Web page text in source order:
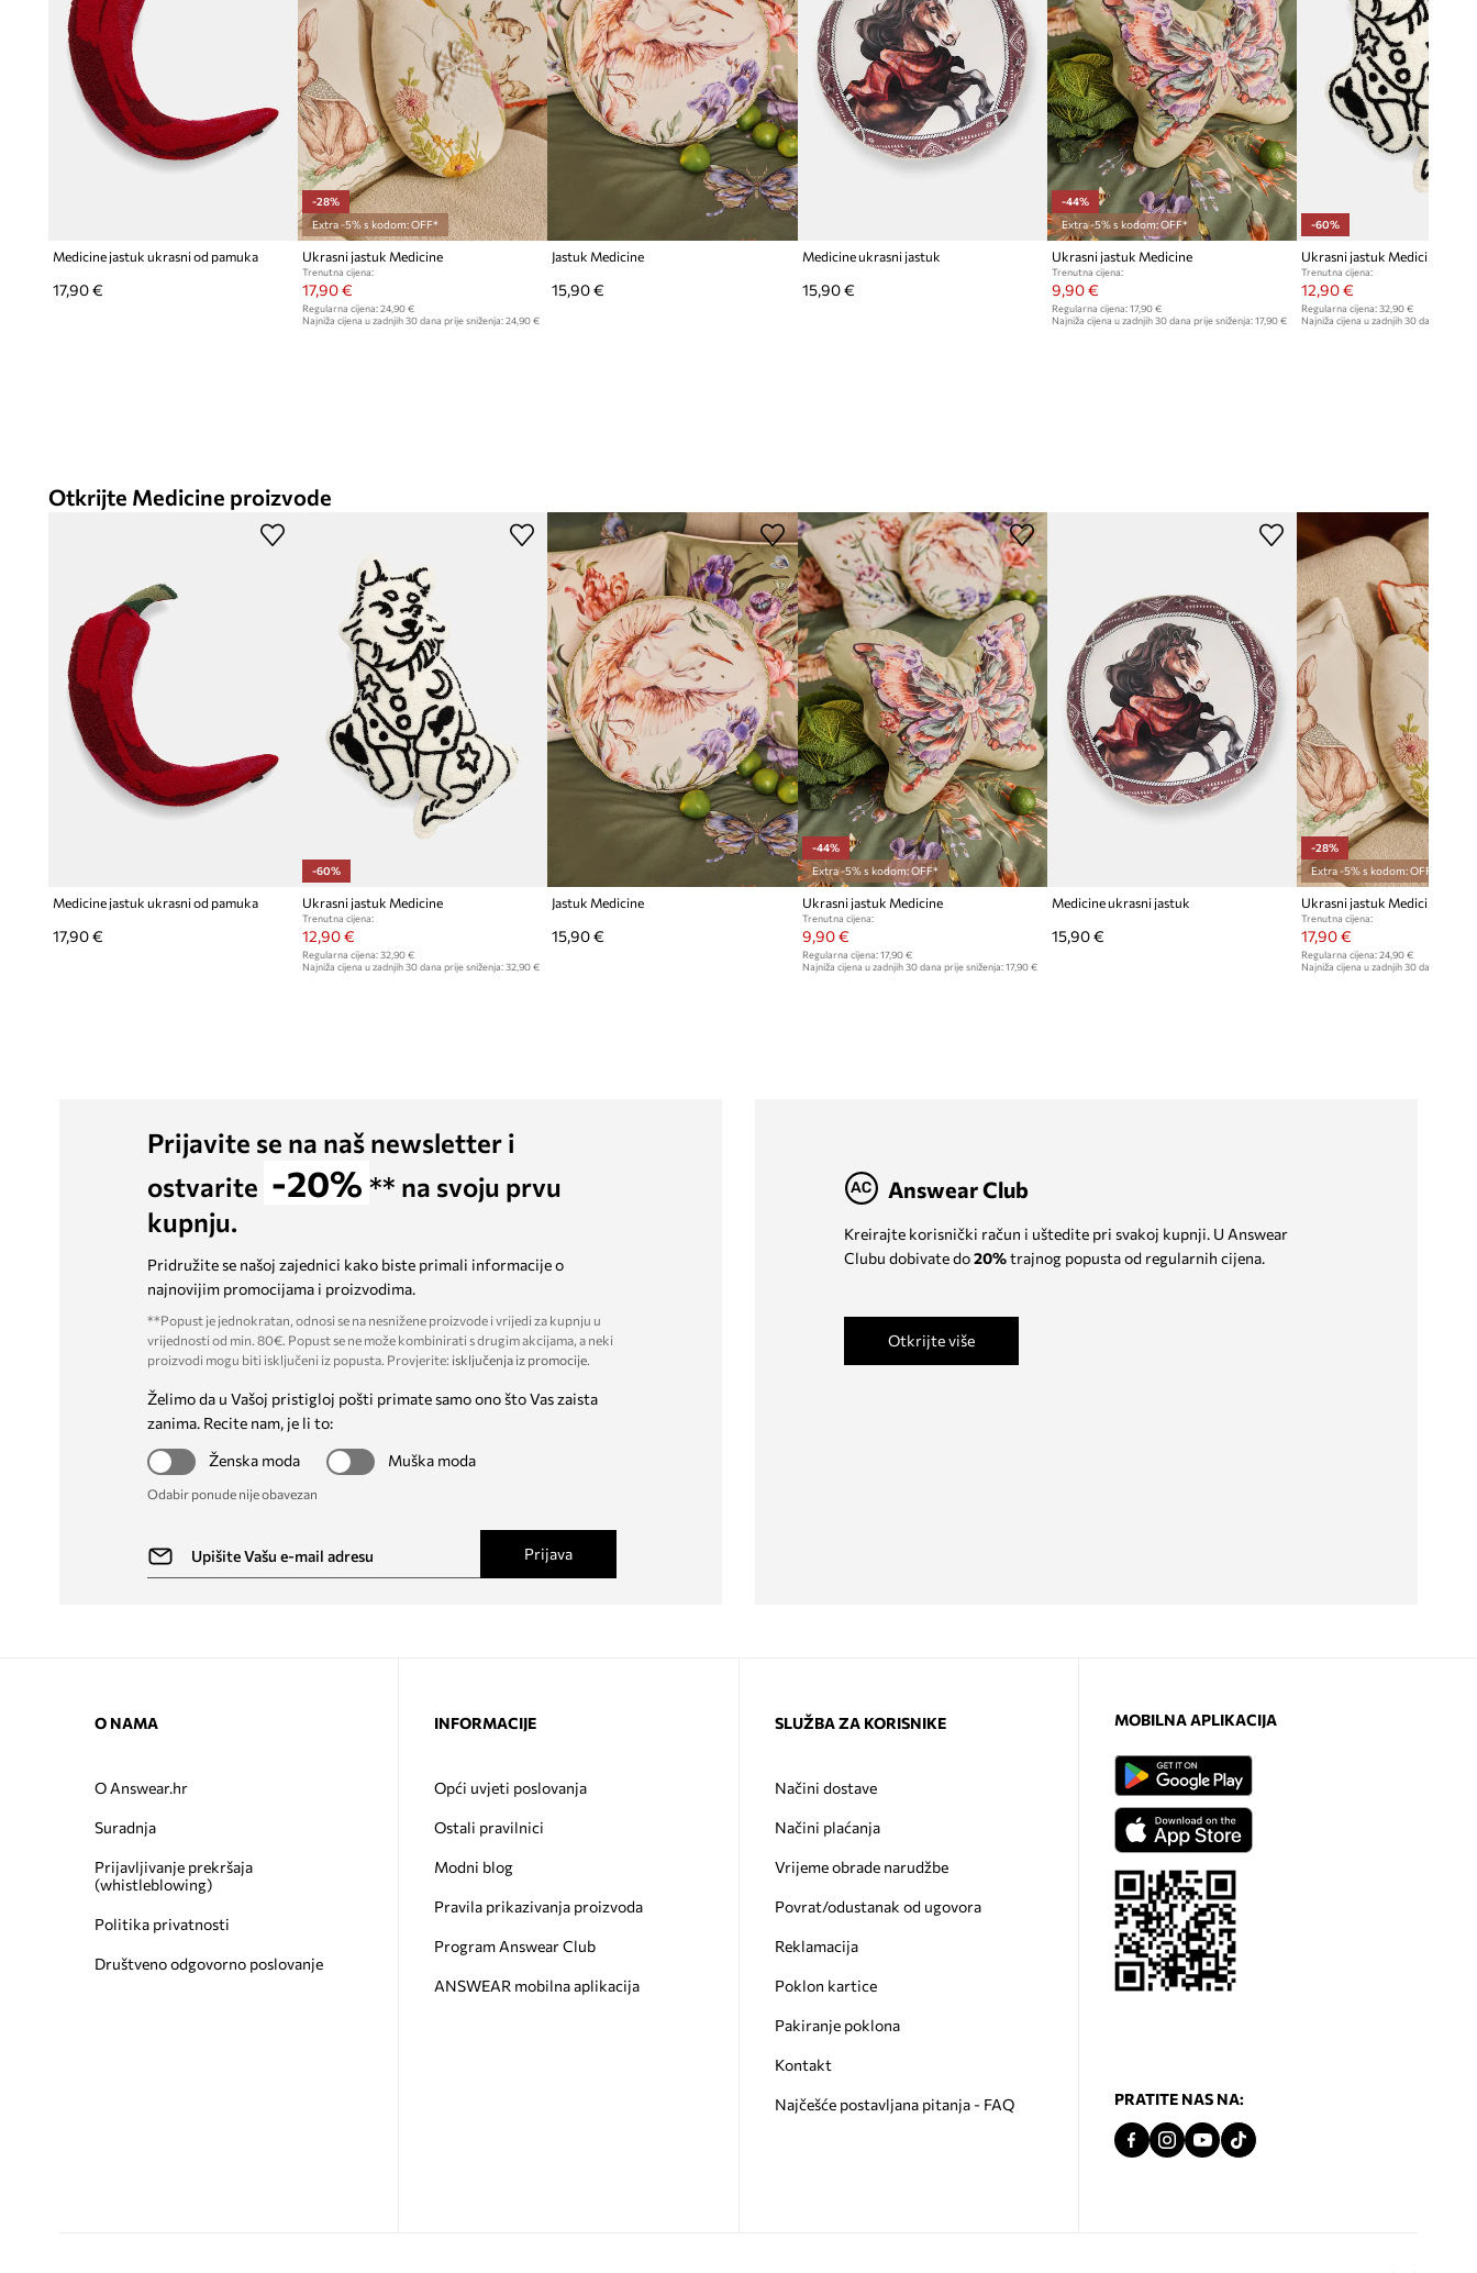
Medicine jastuk ukrasni od pamuka
17,90 €
-28%
Extra -5% s kodom: OFF*
Ukrasni jastuk Medicine
Trenutna cijena:
17,90 €
Regularna cijena:24,90 €
Najniža cijena u zadnjih 30 dana prije sniženja:24,90 €
Jastuk Medicine
15,90 €
Medicine ukrasni jastuk
15,90 €
-44%
Extra -5% s kodom: OFF*
Ukrasni jastuk Medicine
Trenutna cijena:
9,90 €
Regularna cijena:17,90 €
Najniža cijena u zadnjih 30 dana prije sniženja:17,90 €
-60%
Ukrasni jastuk Medicine
Trenutna cijena:
12,90 €
Regularna cijena: 32,90 €
Najniža cijena u zadnjih 30 dana prije
Otkrijte Medicine proizvode
Medicine jastuk ukrasni od pamuka
17,90 €
-60%
Ukrasni jastuk Medicine
Trenutna cijena:
12,90 €
Regularna cijena:32,90 €
Najniža cijena u zadnjih 30 dana prije sniženja:32,90 €
Jastuk Medicine
15,90 €
-44%
Extra -5% s kodom: OFF*
Ukrasni jastuk Medicine
Trenutna cijena:
9,90 €
Regularna cijena: 17,90 €
Najniža cijena u zadnjih 30 dana prije sniženja: 17,90 €
Medicine ukrasni jastuk
15,90 €
-28%
Extra -5% s kodom: OFF*
Ukrasni jastuk Medicine
Trenutna cijena:
17,90 €
Regularna cijena: 24,90 €
Najniža cijena u zadnjih 30 dana prije
Prijavite se na naš newsletter i
ostvarite -20% ** na svoju prvu
kupnju.
Pridružite se našoj zajednici kako biste primali informacije o
najnovijim promocijama i proizvodima.
**Popust je jednokratan, odnosi se na nesnižene proizvode i vrijedi za kupnju u
vrijednosti od min. 80€. Popust se ne može kombinirati s drugim akcijama, a neki
proizvodi mogu biti isključeni iz popusta. Provjerite: isključenja iz promocije
Želimo da u Vašoj pristigloj pošti primate samo ono što Vas zaista
zanima. Recite nam, je li to:
Ženska moda
Muška moda
Odabir ponude nije obavezan
Prijava
Answear Club
Kreirajte korisnički račun i uštedite pri svakoj kupnji. U Answear
Clubu dobivate do20%trajnog popusta od regularnih cijena.
Otkrijte više
O NAMA
O Answear.hr
Suradnja
Prijavljivanje prekršaja
(whistleblowing)
Politika privatnosti
Društveno odgovorno poslovanje
INFORMACIJE
Opći uvjeti poslovanja
Ostali pravilnici
Modni blog
Pravila prikazivanja proizvoda
Program Answear Club
ANSWEAR mobilna aplikacija
SLUŽBA ZA KORISNIKE
Načini dostave
Načini plaćanja
Vrijeme obrade narudžbe
Povrat/odustanak od ugovora
Reklamacija
Poklon kartice
Pakiranje poklona
Kontakt
Najčešće postavljana pitanja - FAQ
MOBILNA APLIKACIJA
PRATITE NAS NA: